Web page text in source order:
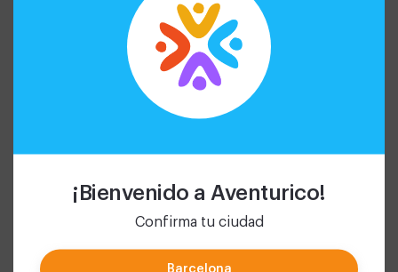
¡Bienvenido a Aventurico!
Confirma tu ciudad
Barcelona